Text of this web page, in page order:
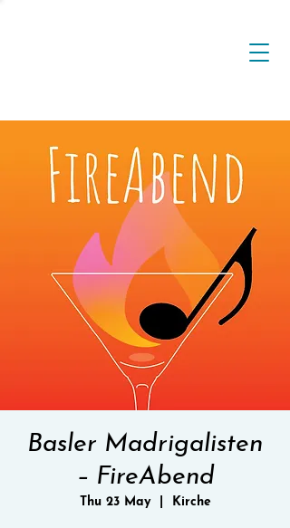
Basler Madrigalisten
– FireAbend
Thu 23 May
  |
Kirche